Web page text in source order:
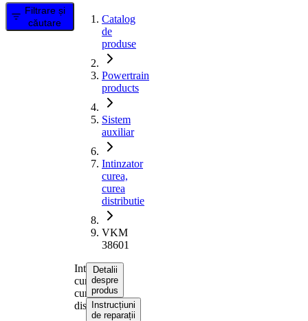
Filtrare și
căutare
Catalog
de
produse
Powertrain
products
Sistem
auxiliar
Intinzator
curea,
curea
distributie
VKM
38601
Intinzator
curea,
curea
distributie
Detalii
despre
produs
Instrucțiuni
de reparații